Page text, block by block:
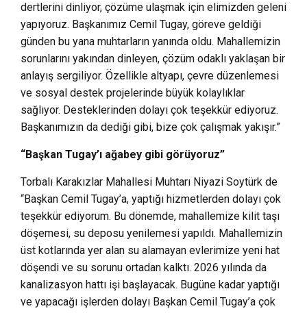
dertlerini dinliyor, çözüme ulaşmak için elimizden geleni
yapıyoruz. Başkanımız Cemil Tugay, göreve geldiği
günden bu yana muhtarların yanında oldu. Mahallemizin
sorunlarını yakından dinleyen, çözüm odaklı yaklaşan bir
anlayış sergiliyor. Özellikle altyapı, çevre düzenlemesi
ve sosyal destek projelerinde büyük kolaylıklar
sağlıyor. Desteklerinden dolayı çok teşekkür ediyoruz.
Başkanımızın da dediği gibi, bize çok çalışmak yakışır.”
“Başkan Tugay’ı ağabey gibi görüyoruz”
Torbalı Karakızlar Mahallesi Muhtarı Niyazi Soytürk de
“Başkan Cemil Tugay’a, yaptığı hizmetlerden dolayı çok
teşekkür ediyorum. Bu dönemde, mahallemize kilit taşı
döşemesi, su deposu yenilemesi yapıldı. Mahallemizin
üst kotlarında yer alan su alamayan evlerimize yeni hat
döşendi ve su sorunu ortadan kalktı. 2026 yılında da
kanalizasyon hattı işi başlayacak. Bugüne kadar yaptığı
ve yapacağı işlerden dolayı Başkan Cemil Tugay’a çok